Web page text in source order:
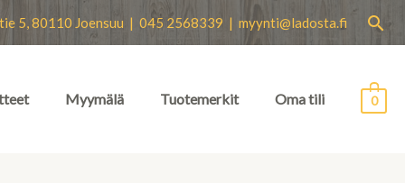
5, 80110 Joensuu | 045 2568339 | myynti@ladosta.fi Hae
Myymälä Tuotemerkit Oma tili 0